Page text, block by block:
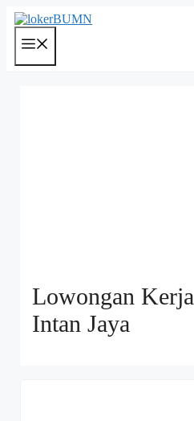
Langsung
ke
Lowongan Kerja
Intan Jaya